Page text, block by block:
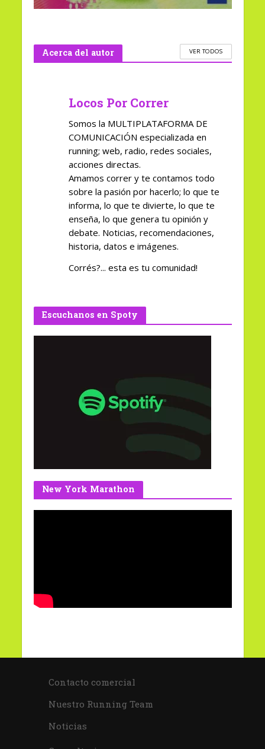
Acerca del autor VER TODOS
Locos Por Correr
Somos la MULTIPLATAFORMA DE
COMUNICACIÓN especializada en
running; web, radio, redes sociales,
acciones directas.
Amamos correr y te contamos todo
sobre la pasión por hacerlo; lo que te
informa, lo que te divierte, lo que te
enseña, lo que genera tu opinión y
debate. Noticias, recomendaciones,
historia, datos e imágenes.
Corrés?... esta es tu comunidad!
Escuchanos en Spoty
New York Marathon
Contacto comercial
Nuestro Running Team
Noticias